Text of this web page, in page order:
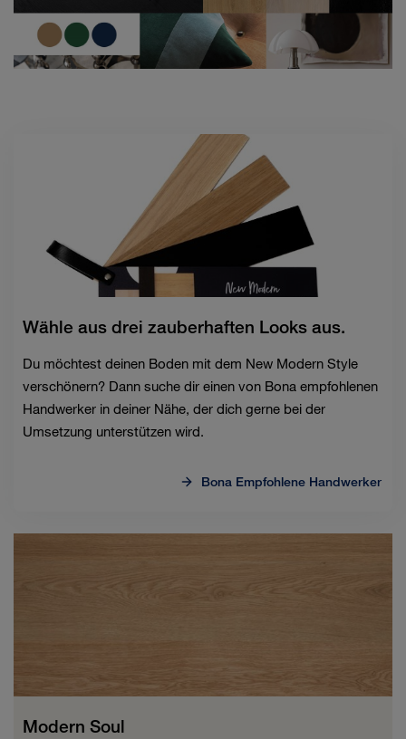
Wähle aus drei zauberhaften Looks aus.
Du möchtest deinen Boden mit dem New Modern Style
verschönern? Dann suche dir einen von Bona empfohlenen
Handwerker in deiner Nähe, der dich gerne bei der
Umsetzung unterstützen wird.
Bona Empfohlene Handwerker
Modern Soul